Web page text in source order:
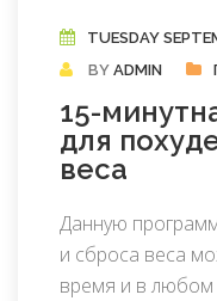
TUESDAY
BY ADMIN
15-
для
веса
Данную
и сброса веса
время и в любом